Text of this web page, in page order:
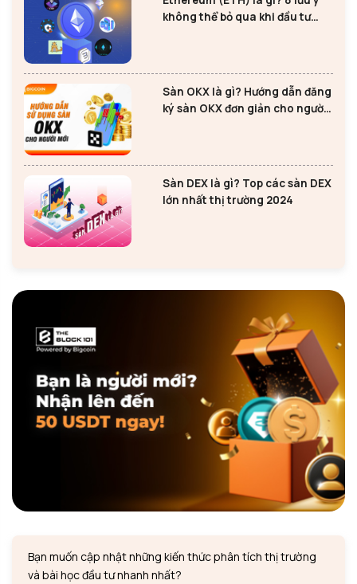
không thể bỏ qua khi đầu tư
Sàn OKX là gì? Hướng dẫn đăng
ký sàn OKX đơn giản cho người
Sàn DEX là gì? Top các sàn DEX
lớn nhất thị trường 2024
Bạn muốn cập nhật những kiến thức phân tích thị trường
và bài học đầu tư nhanh nhất?